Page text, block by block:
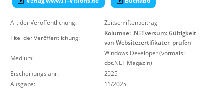
Über uns
Suche
Art der Veröffentlichung:
Zeitschriftenbeitrag
Titel der Veröffentlichung:
Kolumne: .NETversum: Gültigkeit
von Websitezertifikaten prüfen
Medium:
Windows Developer (vormals:
dot.NET Magazin)
Erscheinungsjahr:
2025
Ausgabe:
11/2025